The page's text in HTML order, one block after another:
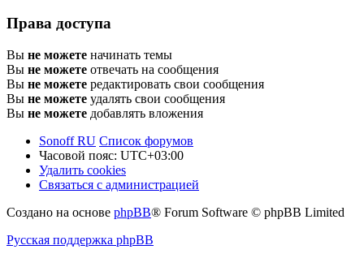
Права доступа
Вы не можете начинать темы
Вы не можете отвечать на сообщения
Вы не можете редактировать свои сообщения
Вы не можете удалять свои сообщения
Вы не можете добавлять вложения
Sonoff RU Список форумов
Часовой пояс: UTC+03:00
Удалить cookies
Связаться с администрацией
Создано на основе phpBB® Forum Software © phpBB Limited
Русская поддержка phpBB